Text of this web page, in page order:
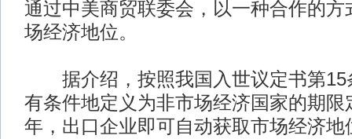
通过中美商贸联委会，以一种合作的方
场经济地位。
据介绍，按照我国入世议定书第15
有条件地定义为非市场经济国家的期限
年，出口企业即可自动获取市场经济地